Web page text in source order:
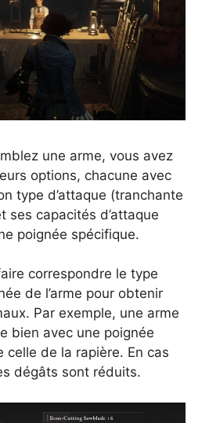
une arme, vous avez
options, chacune avec
type d’attaque (tranchante
ses capacités d’attaque
poignée spécifique.
correspondre le type
de l’arme pour obtenir
Par exemple, une arme
bien avec une poignée
celle de la rapière. En cas
dégâts sont réduits.